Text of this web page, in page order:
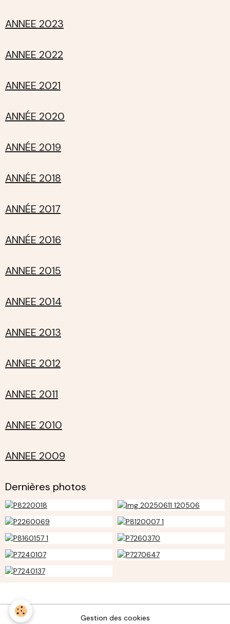
ANNEE 2023
ANNEE 2022
ANNEE 2021
ANNÉE 2020
ANNÉE 2019
ANNÉE 2018
ANNÉE 2017
ANNÉE 2016
ANNEE 2015
ANNEE 2014
ANNEE 2013
ANNEE 2012
ANNEE 2011
ANNEE 2010
ANNEE 2009
Dernières photos
Gestion des cookies